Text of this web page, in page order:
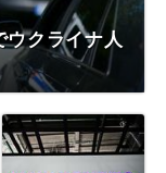
クライナ人